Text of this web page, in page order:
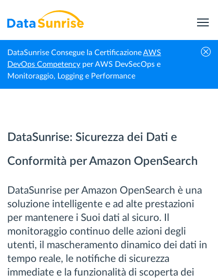
DataSunrise Consegue la CertificazioneAWS
DevOps Competency per AWS DevSecOps e
Monitoraggio, Logging e Performance
Home Amazon OpenSearch
DataSunrise: Sicurezza dei Dati e
Conformità per Amazon OpenSearch
DataSunrise per Amazon OpenSearch è una
soluzione intelligente e ad alte prestazioni
per mantenere i Suoi dati al sicuro. Il
monitoraggio continuo delle azioni degli
utenti, il mascheramento dinamico dei dati in
tempo reale, le notifiche di sicurezza
immediate e la funzionalità di scoperta dei